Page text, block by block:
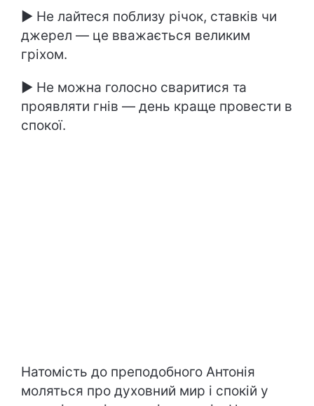
► Не лайтеся поблизу річок, ставків чи
джерел — це вважається великим
гріхом.
► Не можна голосно сваритися та
проявляти гнів — день краще провести в
спокої.
Натомість до преподобного Антонія
моляться про духовний мир і спокій у